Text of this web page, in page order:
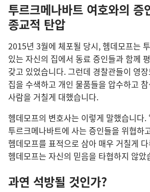
투르크메나바트 여호와의 증
종교적 탄압
2015년 3월에 체포될 당시, 헴데모프는
있는 자신의 집에서 동료 증인들과 함께
갖고 있었습니다. 그런데 경찰관들이 영
집을 수색하고 개인 물품들을 압수하고
사람을 거칠게 대했습니다.
헴데모프의 변호사는 이렇게 말했습니다.
투르크메나바트에 사는 증인들을 위협하
헴데모프를 표적으로 삼아 매우 거칠게
헴데모프는 자신의 믿음을 타협하지 않았
과연 석방될 것인가?